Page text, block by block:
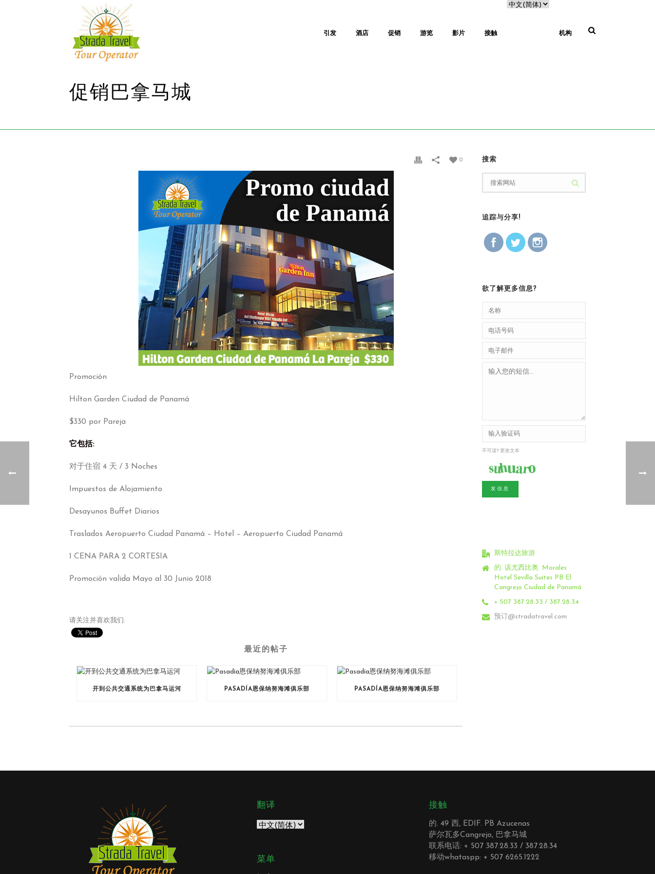
引发 酒店 促销 游览 影片 接触 机构
促销巴拿马城
0
Promoción
Hilton Garden Ciudad de Panamá
$330 por Pareja
它包括:
对于住宿 4 天 / 3 Noches
Impuestos de Alojamiento
Desayunos Buffet Diarios
Traslados Aeropuerto Ciudad Panamá – Hotel – Aeropuerto Ciudad Panamá
CENA PARA 2 CORTESIA
Promoción valida Mayo al 30 Junio 2018
请关注并喜欢我们:
最近的帖子
开到公共交通系统为巴拿马运河 PASADÍA恩保纳努海滩俱乐部 PASADÍA恩保纳努海滩俱乐部
搜索
追踪与分享!
欲了解更多信息?
不可读? 更改文本.
发信息
斯特拉达旅游
的. 该尤西比奥. Morales
Hotel Sevilla Suites PB El
Cangrejo Ciudad de Panamá
+ 507 387.28.33 / 387.28.34
预订@stradatravel.com
翻译
菜单
接触
的. 49 西, EDIF. PB Azucenas
萨尔瓦多Cangrejo, 巴拿马城
联系电话: + 507 387.28.33 / 387.28.34
移动whataspp: + 507 6265.1222